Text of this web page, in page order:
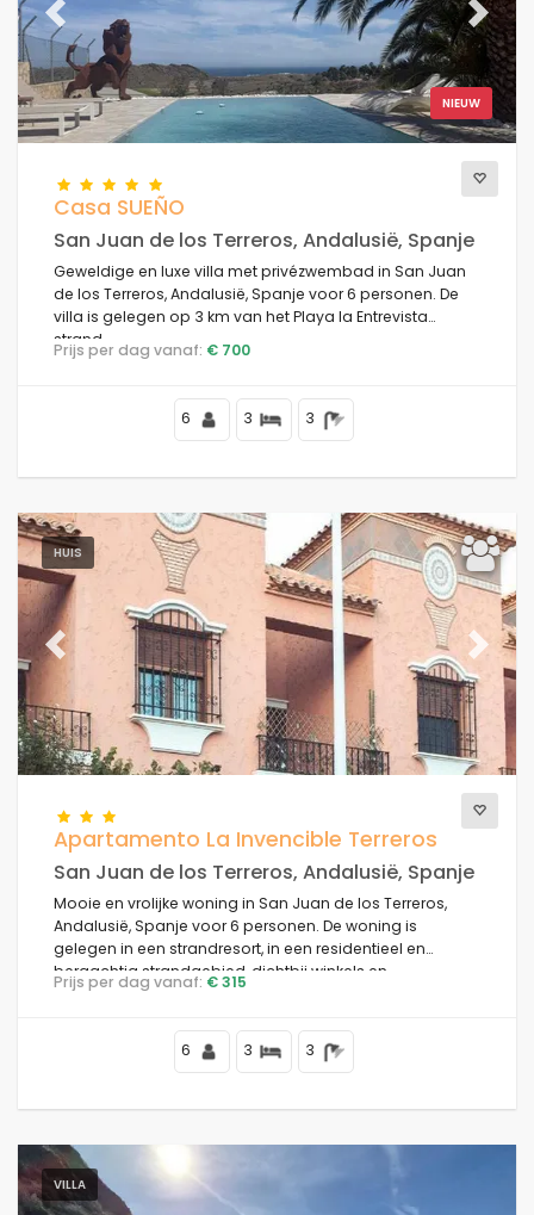
Badkamers
Populaire diensten
Voorwaarden
Comfort
Diensten
Keer bekeken
Extra categorieën
NIEUW
Previous Next
Casa SUEÑO
San Juan de los Terreros, Andalusië, Spanje
Geweldige en luxe villa met privézwembad in San Juan
de los Terreros, Andalusië, Spanje voor 6 personen. De
villa is gelegen op 3 km van het Playa la Entrevista
strand.
Prijs per dag vanaf: € 700
6 3 3
HUIS
Previous Next
Apartamento La Invencible Terreros
San Juan de los Terreros, Andalusië, Spanje
Mooie en vrolijke woning in San Juan de los Terreros,
Andalusië, Spanje voor 6 personen. De woning is
gelegen in een strandresort, in een residentieel en
bergachtig strandgebied, dichtbij winkels en
supermarkten en op 50 m van het strand.
Prijs per dag vanaf: € 315
6 3 3
VILLA